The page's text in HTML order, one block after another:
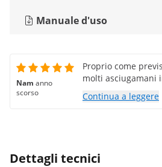
Manuale d'uso
Nam anno
scorso
Proprio come
molti asciugamani
Continua a leggere
Dettagli tecnici